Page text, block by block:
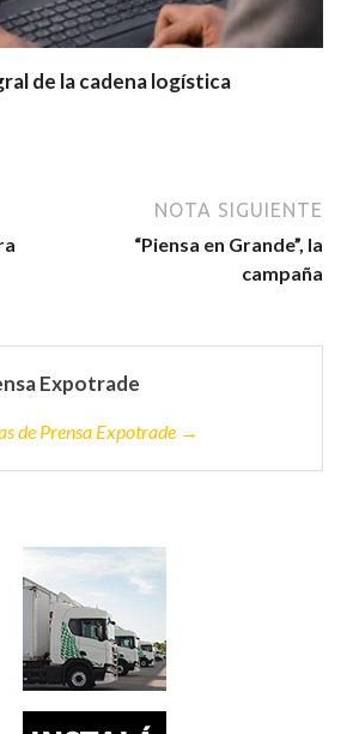
de la cadena logística
NOTA SIGUIENTE
“Piensa en Grande”, la
campaña
Expotrade
de Prensa Expotrade →